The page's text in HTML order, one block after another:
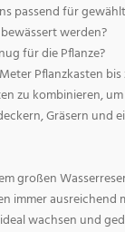
passend für
werden?
für die Pflanze?
Pflanzkasten
zu kombinieren,
Gräsern und
großen
immer
wachsen und